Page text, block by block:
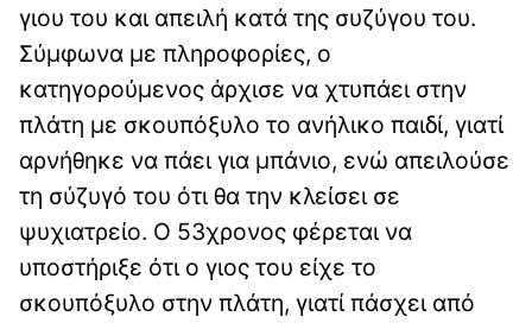
γιου του και απειλή κατά της συζύγου του.
Σύμφωνα με πληροφορίες, ο
κατηγορούμενος άρχισε να χτυπάει στην
πλάτη με σκουπόξυλο το ανήλικο παιδί, γιατί
αρνήθηκε να πάει για μπάνιο, ενώ απειλούσε
τη σύζυγό του ότι θα την κλείσει σε
ψυχιατρείο. Ο 53χρονος φέρεται να
υποστήριξε ότι ο γιος του είχε το
σκουπόξυλο στην πλάτη, γιατί πάσχει από